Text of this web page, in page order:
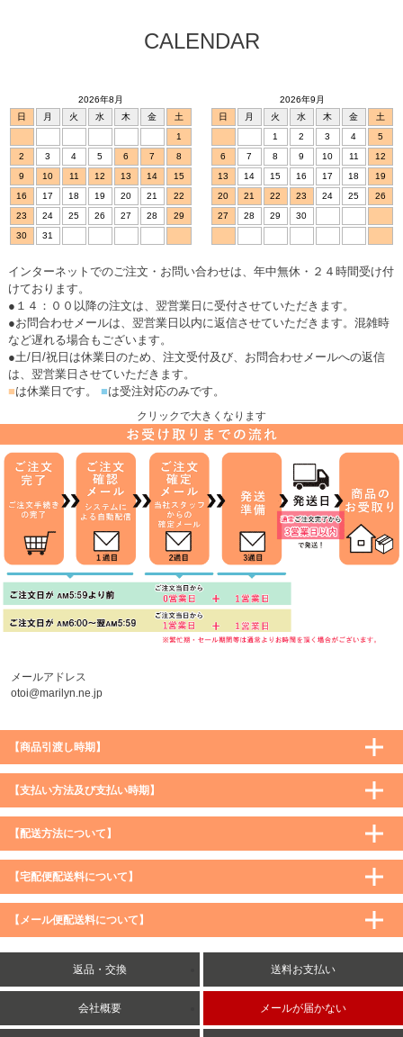
CALENDAR
2026年8月
日
月 火 水 木 金
土
1
2
3 4 5 6 7
8
9
10 11 12 13 14
15
16
17 18 19 20 21
22
23
24 25 26 27 28
29
30
31
2026年9月
日
月 火 水 木 金
土
1
2 3 4
5
6
7 8 9 10 11
12
13
14 15 16 17 18
19
20
21 22 23 24 25
26
27
28 29 30
インターネットでのご注文・お問い合わせは、年中無休・２４時間受け付
けております。
●１４：００以降の注文は、翌営業日に受付させていただきます。
●お問合わせメールは、翌営業日以内に返信させていただきます。混雑時
など遅れる場合もございます。
●土/日/祝日は休業日のため、注文受付及び、お問合わせメールへの返信
は、翌営業日させていただきます。
■は休業日です。 ■は受注対応のみです。
クリックで大きくなります
メールアドレス
otoi@marilyn.ne.jp
【商品引渡し時期】
【支払い方法及び支払い時期】
【配送方法について】
【宅配便配送料について】
購入価格 ／ 地域 通常 沖縄・離島など一部地域
5,900円（税込）未満
590円（税込）
【メール便配送料について】
5,900円（税込）以上 送料無料
返品・交換 送料お支払い
会社概要 メールが届かない